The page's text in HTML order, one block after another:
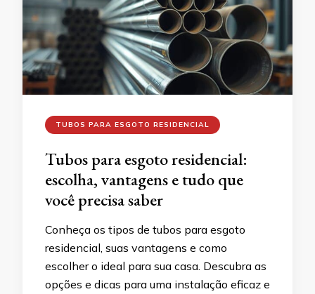
TUBOS PARA ESGOTO RESIDENCIAL
Tubos para esgoto residencial:
escolha, vantagens e tudo que
você precisa saber
Conheça os tipos de tubos para esgoto
residencial, suas vantagens e como
escolher o ideal para sua casa. Descubra as
opções e dicas para uma instalação eficaz e